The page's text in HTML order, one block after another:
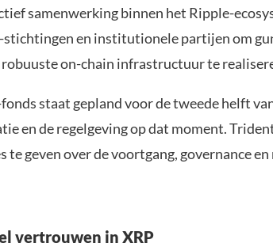
samenwerking binnen het Ripple-
stichtingen en institutionele partijen om
on-chain infrastructuur te
staat gepland voor de tweede helft
en de regelgeving op dat moment.
te geven over de voortgang, governance
vertrouwen in XRP